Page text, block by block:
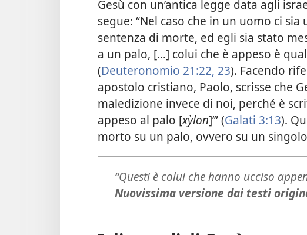
Gesù con un’antica legge data agli
segue: “Nel caso che in un uomo ci
sentenza di morte, ed egli sia stato
a un palo, [...] colui che è appeso è
(Deuteronomio 21:22, 23). Facendo
apostolo cristiano, Paolo, scrisse che
maledizione invece di noi, perché è
appeso al palo [xỳlon]’” (Galati 3:13).
morto su un palo, ovvero su un
“Questi è colui che hanno ucciso
Nuovissima versione dai testi